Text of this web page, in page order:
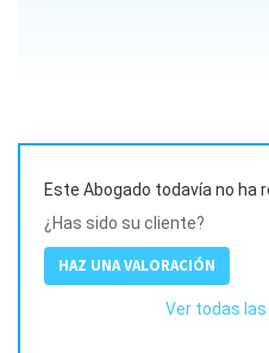
Este Abogado todavía no ha
¿Has sido su cliente?
HAZ UNA VALORACIÓN
Ver todas